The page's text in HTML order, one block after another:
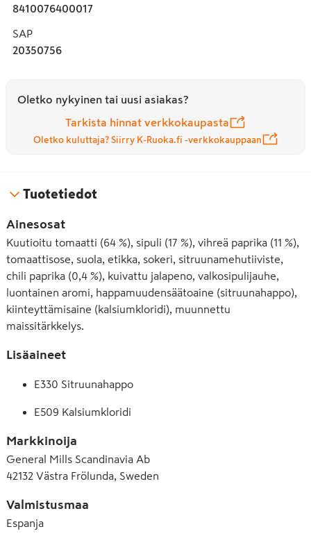
8410076400017
SAP
20350756
Oletko nykyinen tai uusi asiakas?
Tarkista hinnat verkkokaupasta
Oletko kuluttaja? Siirry K-Ruoka.fi -verkkokauppaan
Tuotetiedot
Ainesosat
Kuutioitu tomaatti (64 %), sipuli (17 %), vihreä paprika (11 %),
tomaattisose, suola, etikka, sokeri, sitruunamehutiiviste,
chili paprika (0,4 %), kuivattu jalapeno, valkosipulijauhe,
luontainen aromi, happamuudensäätoaine (sitruunahappo),
kiinteyttämisaine (kalsiumkloridi), muunnettu
maissitärkkelys.
Lisäaineet
E330 Sitruunahappo
E509 Kalsiumkloridi
Markkinoija
General Mills Scandinavia Ab
42132 Västra Frölunda, Sweden
Valmistusmaa
Espanja